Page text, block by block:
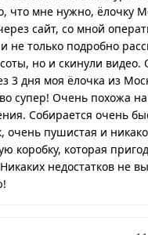
что мне нужно, ёлочку
сайт, со мной
не только подробно
но и скинули
3 дня моя ёлочка из
супер! Очень похожа
Собирается очень
очень пушистая и
коробку, которая
недостатков не